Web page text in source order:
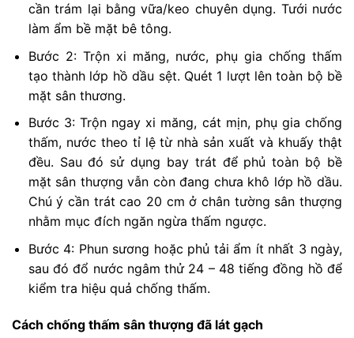
cần trám lại bằng vữa/keo chuyên dụng. Tưới nước
làm ẩm bề mặt bê tông.
Bước 2: Trộn xi măng, nước, phụ gia chống thấm
tạo thành lớp hồ dầu sệt. Quét 1 lượt lên toàn bộ bề
mặt sân thương.
Bước 3: Trộn ngay xi măng, cát mịn, phụ gia chống
thấm, nước theo tỉ lệ từ nhà sản xuất và khuấy thật
đều. Sau đó sử dụng bay trát để phủ toàn bộ bề
mặt sân thượng vẫn còn đang chưa khô lớp hồ dầu.
Chú ý cần trát cao 20 cm ở chân tường sân thượng
nhằm mục đích ngăn ngừa thấm ngược.
Bước 4: Phun sương hoặc phủ tải ẩm ít nhất 3 ngày,
sau đó đổ nước ngâm thử 24 – 48 tiếng đồng hồ để
kiểm tra hiệu quả chống thấm.
Cách chống thấm sân thượng đã lát gạch